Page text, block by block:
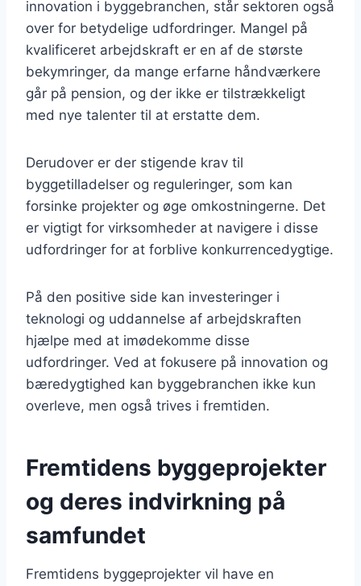
innovation i byggebranchen, står sektoren også
over for betydelige udfordringer. Mangel på
kvalificeret arbejdskraft er en af de største
bekymringer, da mange erfarne håndværkere
går på pension, og der ikke er tilstrækkeligt
med nye talenter til at erstatte dem.
Derudover er der stigende krav til
byggetilladelser og reguleringer, som kan
forsinke projekter og øge omkostningerne. Det
er vigtigt for virksomheder at navigere i disse
udfordringer for at forblive konkurrencedygtige.
På den positive side kan investeringer i
teknologi og uddannelse af arbejdskraften
hjælpe med at imødekomme disse
udfordringer. Ved at fokusere på innovation og
bæredygtighed kan byggebranchen ikke kun
overleve, men også trives i fremtiden.
Fremtidens byggeprojekter
og deres indvirkning på
samfundet
Fremtidens byggeprojekter vil have en